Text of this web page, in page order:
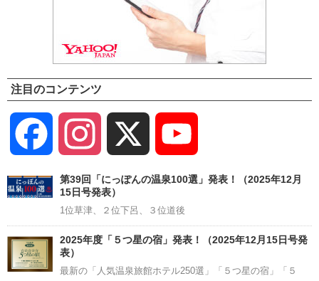
注目のコンテンツ
Facebook Instagram
Channel
第39回「にっぽんの温泉100選」発表！（2025年12月
15日号発表）
1位草津、２位下呂、３位道後
2025年度「５つ星の宿」発表！（2025年12月15日号発
表）
最新の「人気温泉旅館ホテル250選」「５つ星の宿」「５